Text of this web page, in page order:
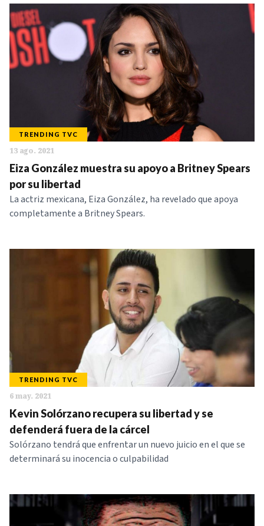
TRENDING TVC
13 ago. 2021
Eiza González muestra su apoyo a Britney Spears
por su libertad
La actriz mexicana, Eiza González, ha revelado que apoya
completamente a Britney Spears.
TRENDING TVC
6 may. 2021
Kevin Solórzano recupera su libertad y se
defenderá fuera de la cárcel
Solórzano tendrá que enfrentar un nuevo juicio en el que se
determinará su inocencia o culpabilidad